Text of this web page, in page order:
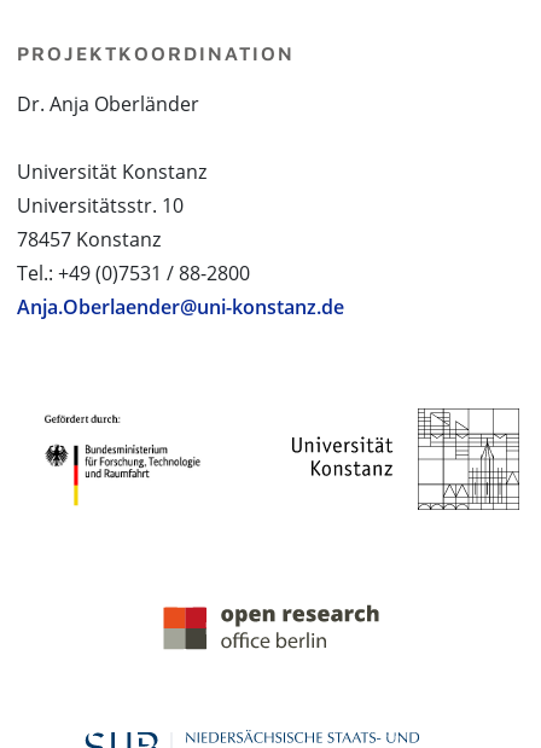
PROJEKTKOORDINATION
Dr. Anja Oberländer
Universität Konstanz
Universitätsstr. 10
78457 Konstanz
Tel.: +49 (0)7531 / 88-2800
Anja.Oberlaender@uni-konstanz.de